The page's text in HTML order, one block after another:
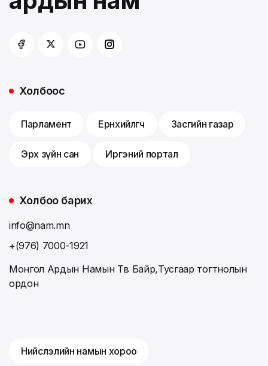
Холбоос
Парламент Ерөнхийлөгч Засгийн газар
Эрх зүйн сан Иргэний портал
Холбоо барих
info@nam.mn
+(976) 7000-1921
Монгол Ардын Намын Төв Байр,Тусгаар тогтнолын
ордон
Нийслэлийн намын хороо